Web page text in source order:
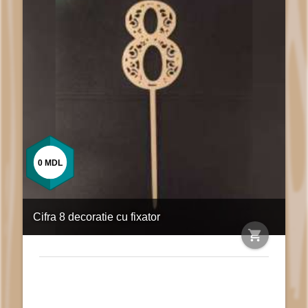
Cifra 8 decoratie cu fixator
shopping_cart
0 MDL